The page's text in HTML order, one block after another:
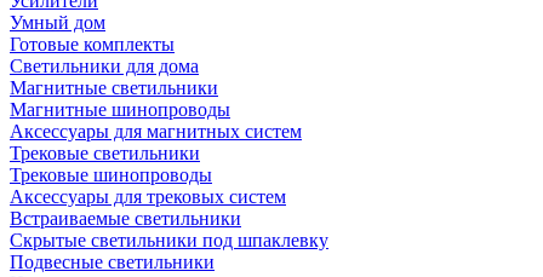
Умный дом
Готовые комплекты
Светильники для дома
Магнитные светильники
Магнитные шинопроводы
Аксессуары для магнитных систем
Трековые светильники
Трековые шинопроводы
Аксессуары для трековых систем
Встраиваемые светильники
Скрытые светильники под шпаклевку
Подвесные светильники